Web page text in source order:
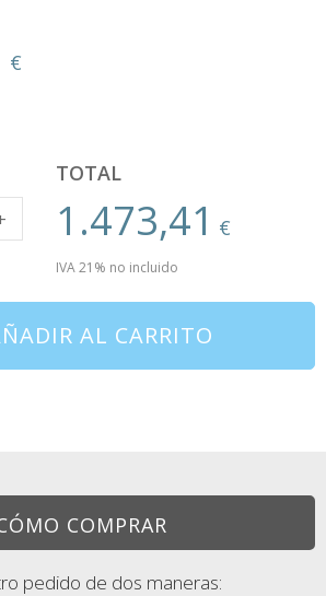
€
TOTAL
1.473,41€
IVA 21% no incluido
AL CARRITO
COMPRAR
pedido de dos maneras: